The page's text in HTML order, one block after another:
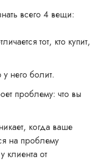
всего 4 вещи:
тот, кто купит,
него болит.
проблему: что вы
когда ваше
на проблему
клиента от